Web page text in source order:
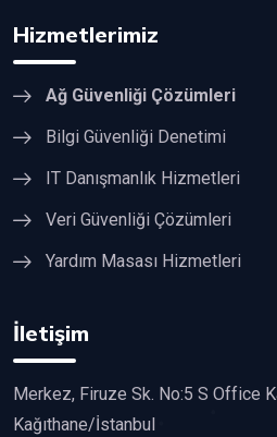
Hizmetlerimiz
Ağ Güvenliği Çözümleri
Bilgi Güvenliği Denetimi
IT Danışmanlık Hizmetleri
Veri Güvenliği Çözümleri
Yardım Masası Hizmetleri
İletişim
Merkez, Firuze Sk. No:5 S Office
Kağıthane/İstanbul